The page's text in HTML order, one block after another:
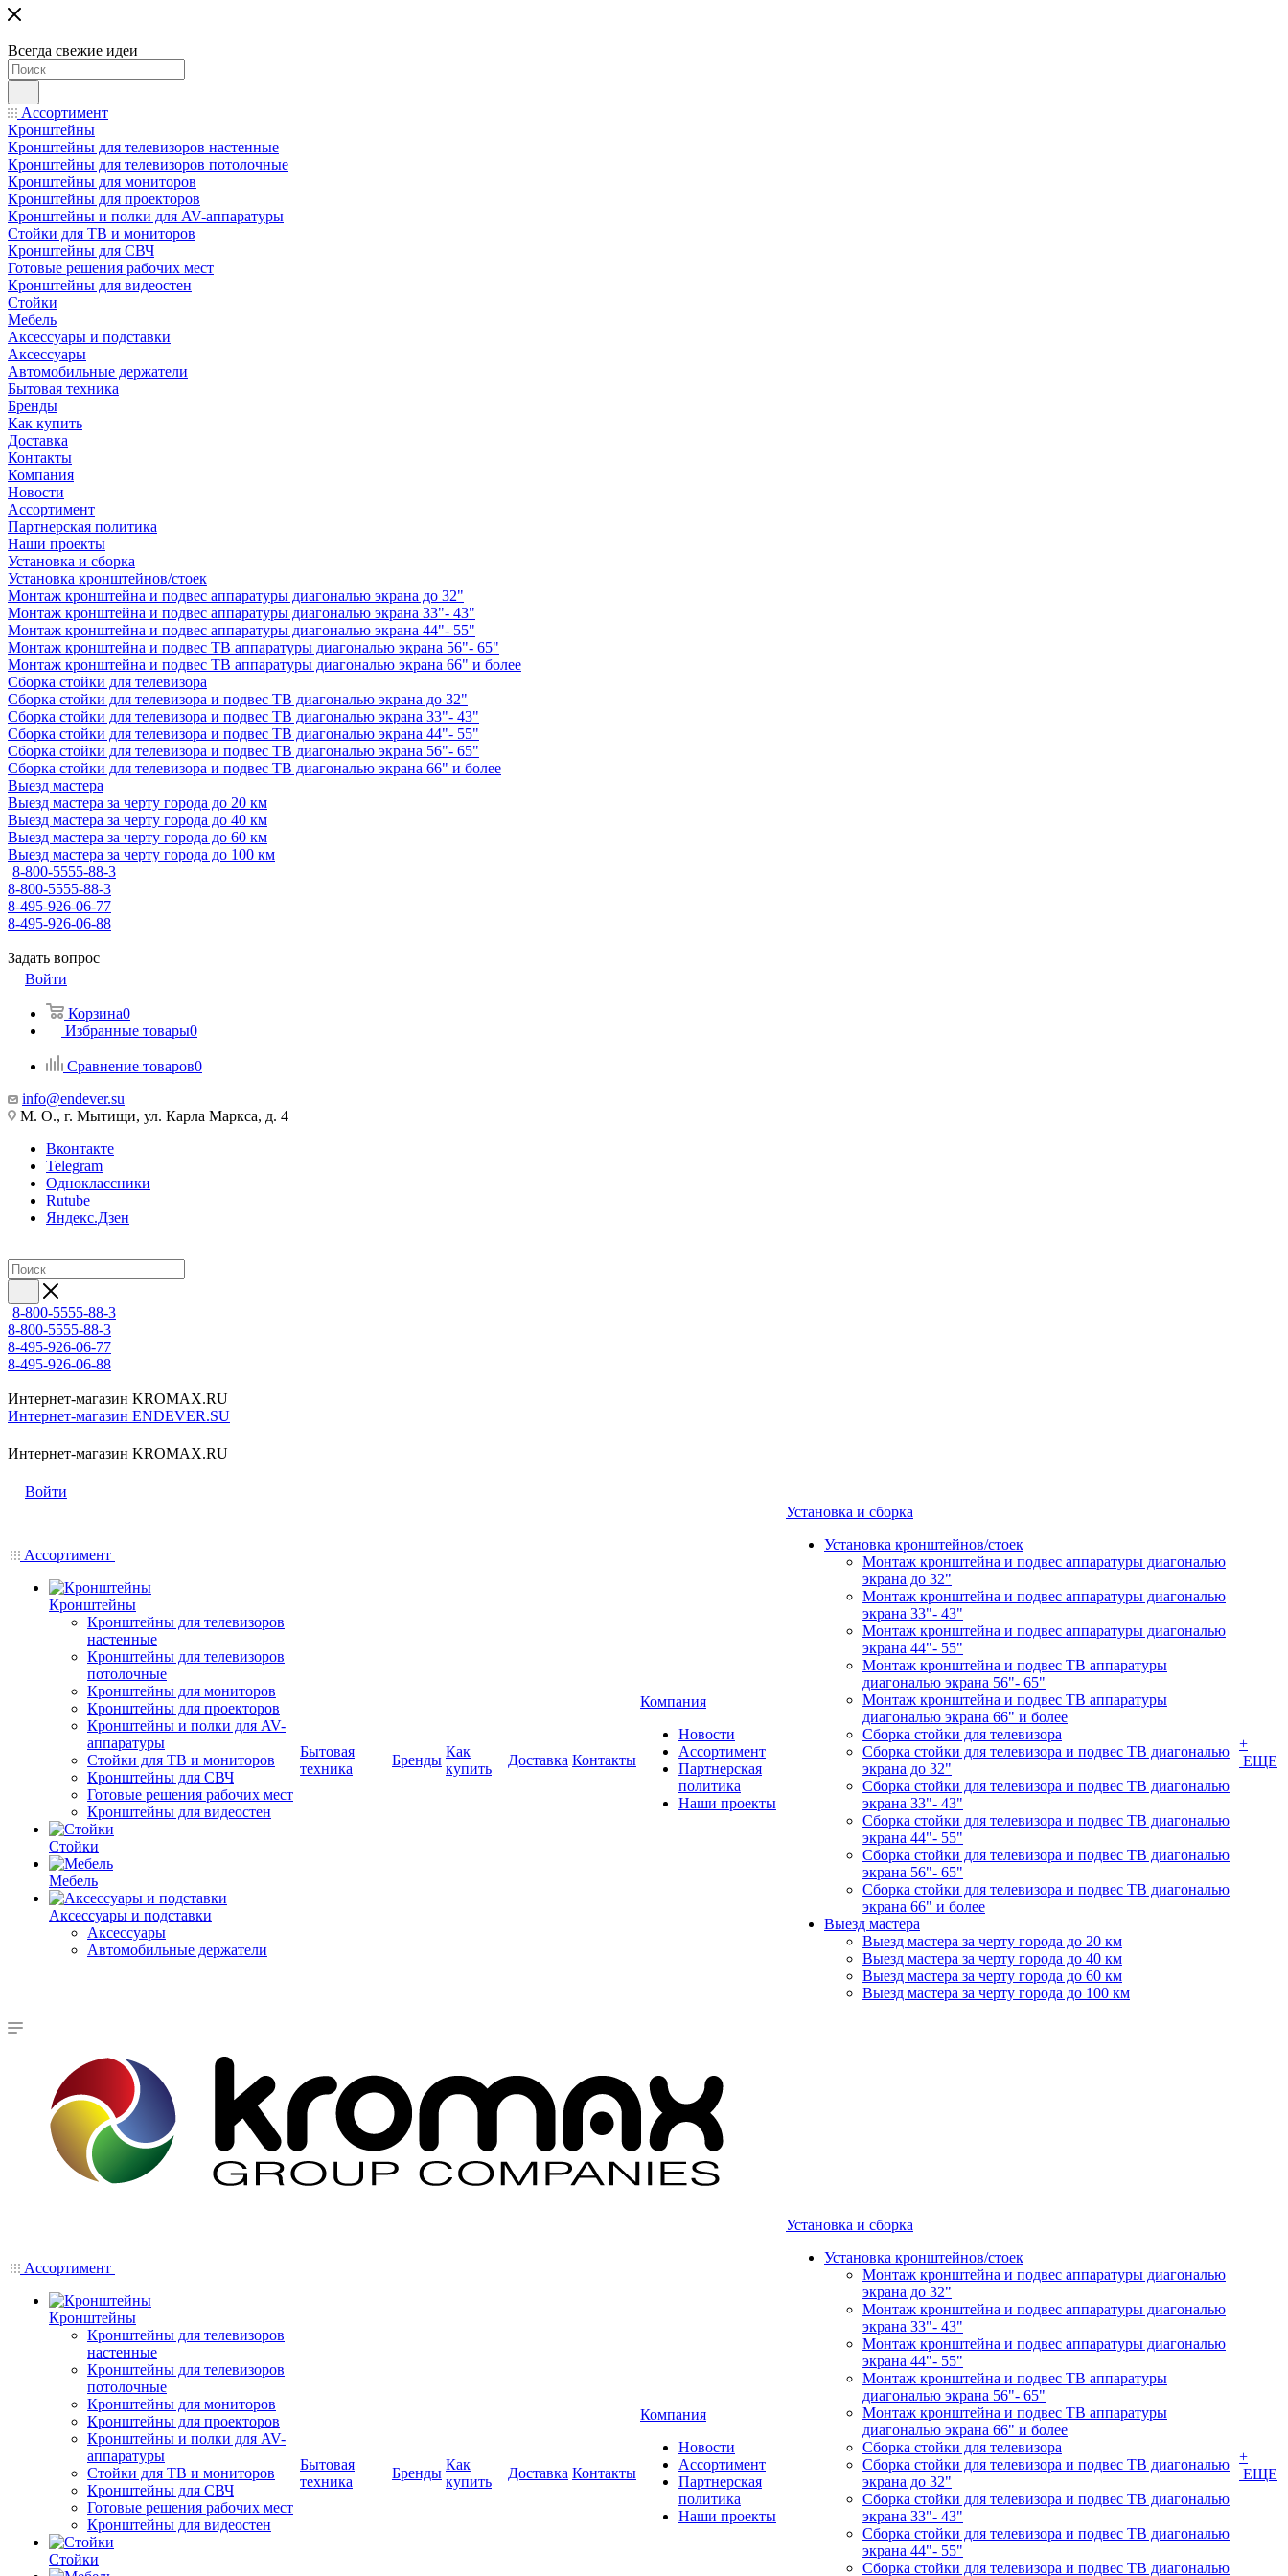
Всегда свежие идеи
Ассортимент
Кронштейны
Кронштейны для телевизоров настенные
Кронштейны для телевизоров потолочные
Кронштейны для мониторов
Кронштейны для проекторов
Кронштейны и полки для AV-аппаратуры
Стойки для ТВ и мониторов
Кронштейны для СВЧ
Готовые решения рабочих мест
Кронштейны для видеостен
Стойки
Мебель
Аксессуары и подставки
Аксессуары
Автомобильные держатели
Бытовая техника
Бренды
Как купить
Доставка
Контакты
Компания
Новости
Ассортимент
Партнерская политика
Наши проекты
Установка и сборка
Установка кронштейнов/стоек
Монтаж кронштейна и подвес аппаратуры диагональю экрана до 32"
Монтаж кронштейна и подвес аппаратуры диагональю экрана 33"- 43"
Монтаж кронштейна и подвес аппаратуры диагональю экрана 44"- 55"
Монтаж кронштейна и подвес ТВ аппаратуры диагональю экрана 56"- 65"
Монтаж кронштейна и подвес ТВ аппаратуры диагональю экрана 66" и более
Сборка стойки для телевизора
Сборка стойки для телевизора и подвес ТВ диагональю экрана до 32"
Сборка стойки для телевизора и подвес ТВ диагональю экрана 33"- 43"
Сборка стойки для телевизора и подвес ТВ диагональю экрана 44"- 55"
Сборка стойки для телевизора и подвес ТВ диагональю экрана 56"- 65"
Сборка стойки для телевизора и подвес ТВ диагональю экрана 66" и более
Выезд мастера
Выезд мастера за черту города до 20 км
Выезд мастера за черту города до 40 км
Выезд мастера за черту города до 60 км
Выезд мастера за черту города до 100 км
8-800-5555-88-3
8-800-5555-88-3
8-495-926-06-77
8-495-926-06-88
Задать вопрос
Войти
Корзина0
Избранные товары0
Сравнение товаров0
info@endever.su
М. О., г. Мытищи, ул. Карла Маркса, д. 4
Вконтакте
Telegram
Одноклассники
Rutube
Яндекс.Дзен
8-800-5555-88-3
8-800-5555-88-3
8-495-926-06-77
8-495-926-06-88
Интернет-магазин KROMAX.RU
Интернет-магазин ENDEVER.SU
Интернет-магазин KROMAX.RU
Войти
Ассортимент
Кронштейны
Кронштейны для телевизоров
настенные
Кронштейны для телевизоров
потолочные
Кронштейны для мониторов
Кронштейны для проекторов
Кронштейны и полки для AV-
аппаратуры
Стойки для ТВ и мониторов
Кронштейны для СВЧ
Готовые решения рабочих мест
Кронштейны для видеостен
Стойки
Мебель
Аксессуары и подставки
Аксессуары
Автомобильные держатели
Бытовая
техника
Бренды
Как
купить
Доставка Контакты
Компания
Новости
Ассортимент
Партнерская
политика
Наши проекты
Установка и сборка
Установка кронштейнов/стоек
Монтаж кронштейна и подвес аппаратуры диагональю
экрана до 32"
Монтаж кронштейна и подвес аппаратуры диагональю
экрана 33"- 43"
Монтаж кронштейна и подвес аппаратуры диагональю
экрана 44"- 55"
Монтаж кронштейна и подвес ТВ аппаратуры
диагональю экрана 56"- 65"
Монтаж кронштейна и подвес ТВ аппаратуры
диагональю экрана 66" и более
Сборка стойки для телевизора
Сборка стойки для телевизора и подвес ТВ диагональю
экрана до 32"
Сборка стойки для телевизора и подвес ТВ диагональю
экрана 33"- 43"
Сборка стойки для телевизора и подвес ТВ диагональю
экрана 44"- 55"
Сборка стойки для телевизора и подвес ТВ диагональю
экрана 56"- 65"
Сборка стойки для телевизора и подвес ТВ диагональю
экрана 66" и более
Выезд мастера
Выезд мастера за черту города до 20 км
Выезд мастера за черту города до 40 км
Выезд мастера за черту города до 60 км
Выезд мастера за черту города до 100 км
+
ЕЩЕ
Ассортимент
Кронштейны
Кронштейны для телевизоров
настенные
Кронштейны для телевизоров
потолочные
Кронштейны для мониторов
Кронштейны для проекторов
Кронштейны и полки для AV-
аппаратуры
Стойки для ТВ и мониторов
Кронштейны для СВЧ
Готовые решения рабочих мест
Кронштейны для видеостен
Стойки
Бытовая
техника
Бренды
Как
купить
Доставка Контакты
Компания
Новости
Ассортимент
Партнерская
политика
Наши проекты
Установка и сборка
Установка кронштейнов/стоек
Монтаж кронштейна и подвес аппаратуры диагональю
экрана до 32"
Монтаж кронштейна и подвес аппаратуры диагональю
экрана 33"- 43"
Монтаж кронштейна и подвес аппаратуры диагональю
экрана 44"- 55"
Монтаж кронштейна и подвес ТВ аппаратуры
диагональю экрана 56"- 65"
Монтаж кронштейна и подвес ТВ аппаратуры
диагональю экрана 66" и более
Сборка стойки для телевизора
Сборка стойки для телевизора и подвес ТВ диагональю
экрана до 32"
Сборка стойки для телевизора и подвес ТВ диагональю
экрана 33"- 43"
Сборка стойки для телевизора и подвес ТВ диагональю
экрана 44"- 55"
Сборка стойки для телевизора и подвес ТВ диагональю
+
ЕЩЕ